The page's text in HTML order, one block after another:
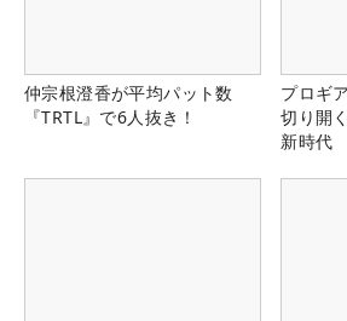
仲宗根澄香が平均パット数
『TRTL』で6人抜き！
プロギ
切り開
新時代